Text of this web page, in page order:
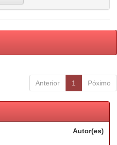
Anterior 1 Póximo
Autor(es)